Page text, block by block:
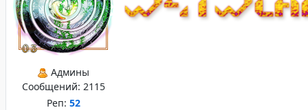
Админы
Сообщений: 2115
Реп: 52